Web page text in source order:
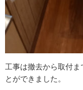
工事は撤去から取付
とができました。